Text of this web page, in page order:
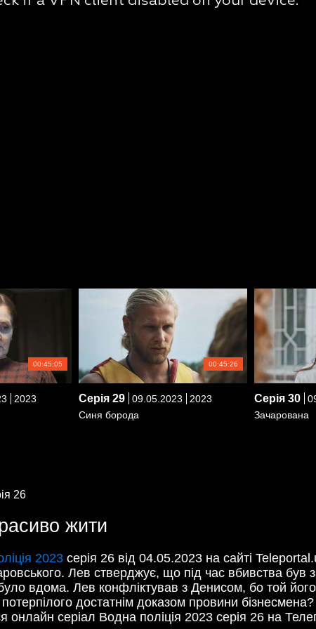
00:45:05
2023
00:45:26
Серія 29 09.05.2023
2023
Синя борода
Серія 30
Зачарована
26
жити
2023 серія 26 від 04.05.2023 на сайті
Лев стверджує, що під час вбивства
вдома. Лев конфліктував з Денисом, бо той
достатнім доказом провини
онлайн серіал Водна поліція 2023 серія 26 на